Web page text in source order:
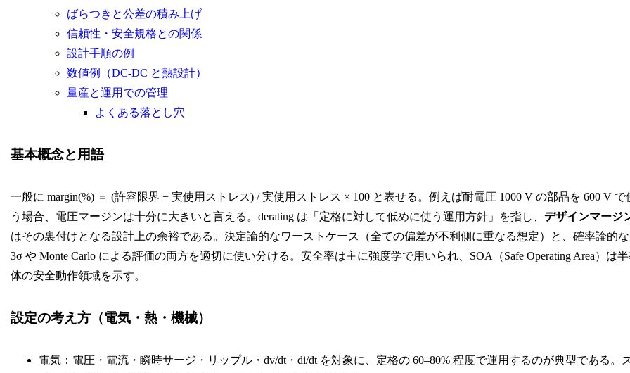
ばらつきと公差の積み上げ
信頼性・安全規格との関係
設計手順の例
数値例（DC-DC と熱設計）
量産と運用での管理
よくある落とし穴
基本概念と用語
一般に margin(%) ＝ (許容限界 − 実使用ストレス) / 実使用ストレス × 100 と表せる。例えば耐電圧 1000 V の部品を 600 V で
う場合、電圧マージンは十分に大きいと言える。derating は「定格に対して低めに使う運用方針」を指し、 デザインマージ
はその裏付けとなる設計上の余裕である。決定論的なワーストケース（全ての偏差が不利側に重なる想定）と、確率論的な
3σ や Monte Carlo による評価の両方を適切に使い分ける。安全率は主に強度学で用いられ、SOA（Safe Operating Area）は
体の安全動作領域を示す。
設定の考え方（電気・熱・機械）
電気：電圧・電流・瞬時サージ・リップル・dv/dt・di/dt を対象に、定格の 60–80% 程度で運用するのが典型である。